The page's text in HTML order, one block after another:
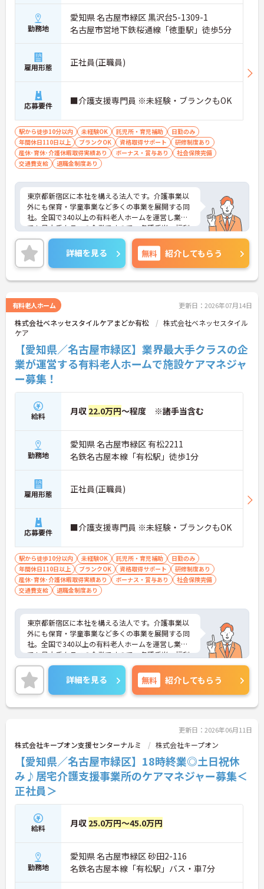
勤務地
愛知県 名古屋市緑区 黒沢台5-1309-1
名古屋市営地下鉄桜通線「徳重駅」徒歩5分
雇用形態 正社員(正職員)
応募要件 ■介護支援専門員 ※未経験・ブランクもOK
駅から徒歩10分以内 未経験OK 託児所・育児補助
日勤のみ
年間休日110日以上
ブランクOK 資格取得サポート
研修制度あり
産休･育休･介護休暇取得実績あり
ボーナス・賞与あり
社会保険完備
交通費支給
退職金制度あり
東京都新宿区に本社を構える法人です。介護事業以
外にも保育・学童事業など多くの事業を展開する同
社。全国で340以上の有料老人ホームを運営し業界
でも最大手クラスの企業ですので、各種手当、福利
厚生も充実しており、長く安心して働いていただけ
る環境です。研修制度や資格取得支援制度があり、
教育制度も整っています！フレックス制勤務なの
で、公休や有休などお休みもしっかりとれ、メリハ
リのある勤務が可能です。ご興味ある方には、面接
のでお気軽にご相談ください！
詳細を見る 無料 紹介してもらう
有料老人ホーム 更新日：2026年07月14日
株式会社ベネッセスタイルケアまどか有松
株式会社ベネッセスタイル
ケア
【愛知県／名古屋市緑区】業界最大手クラスの企
業が運営する有料老人ホームで施設ケアマネジャ
ー募集！
給料 月収 22.0万円～程度 ※諸手当含む
勤務地
愛知県 名古屋市緑区 有松2211
名鉄名古屋本線「有松駅」徒歩1分
雇用形態 正社員(正職員)
応募要件 ■介護支援専門員 ※未経験・ブランクもOK
駅から徒歩10分以内 未経験OK 託児所・育児補助
日勤のみ
年間休日110日以上
ブランクOK 資格取得サポート
研修制度あり
産休･育休･介護休暇取得実績あり
ボーナス・賞与あり
社会保険完備
交通費支給
退職金制度あり
東京都新宿区に本社を構える法人です。介護事業以
外にも保育・学童事業など多くの事業を展開する同
社。全国で340以上の有料老人ホームを運営し業界
でも最大手クラスの企業ですので、各種手当、福利
厚生も充実しており、長く安心して働いていただけ
る環境です。研修制度や資格取得支援制度があり、
教育制度も整っています！フレックス制勤務なの
で、公休や有休などお休みもしっかりとれ、メリハ
リのある勤務が可能です。ご興味ある方には、面接
詳細を見る 無料 紹介してもらう
更新日：2026年06月11日
株式会社キープオン支援センターナルミ 株式会社キープオン
【愛知県／名古屋市緑区】18時終業◎土日祝休
み♪居宅介護支援事業所のケアマネジャー募集＜
正社員＞
給料 月収 25.0万円～45.0万円
勤務地
愛知県 名古屋市緑区 砂田2-116
名鉄名古屋本線「有松駅」バス・車7分